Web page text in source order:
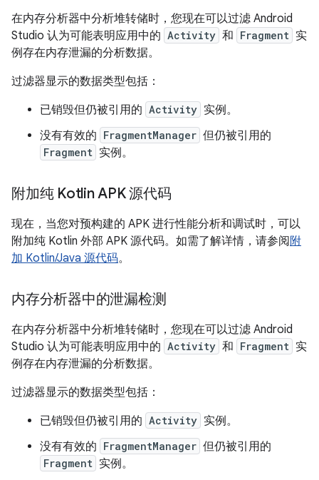
在内存分析器中分析堆转储时，您现在可以过滤 Android
Studio 认为可能表明应用中的 Activity 和 Fragment 实
例存在内存泄漏的分析数据。
过滤器显示的数据类型包括：
已销毁但仍被引用的 Activity 实例。
没有有效的 FragmentManager 但仍被引用的
Fragment 实例。
附加纯 Kotlin APK 源代码
现在，当您对预构建的 APK 进行性能分析和调试时，可以
附加纯 Kotlin 外部 APK 源代码。如需了解详情，请参阅 附
加 Kotlin/Java 源代码。
内存分析器中的泄漏检测
在内存分析器中分析堆转储时，您现在可以过滤 Android
Studio 认为可能表明应用中的 Activity 和 Fragment 实
例存在内存泄漏的分析数据。
过滤器显示的数据类型包括：
已销毁但仍被引用的 Activity 实例。
没有有效的 FragmentManager 但仍被引用的
Fragment 实例。